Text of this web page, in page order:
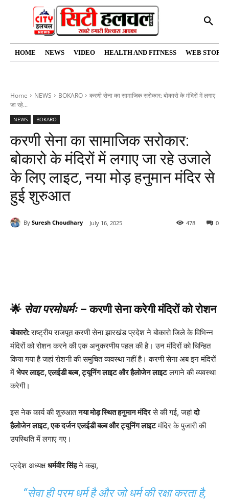
HOME NEWS VIDEO HEALTH AND FITNESS WEB
Home NEWS BOKARO
करणी सेना का सामाजिक सरोकार: बोकारो के मंदिरों में लगाए
जा रहे...
NEWS BOKARO
करणी सेना का सामाजिक सरोकार:
बोकारो के मंदिरों में लगाए जा रहे उजाले
के लिए लाइट, नया मोड़ हनुमान मंदिर से
हुई शुरुआत
By Suresh Choudhary July 16, 2025 0
478
🌟 सेवा परमोधर्मः– करणी सेना करेगी मंदिरों को रोशन
बोकारो:राष्ट्रीय राजपूत करणी सेना झारखंड प्रदेश ने बोकारो जिले के विभिन्न
मंदिरों को रोशन करने की एक अनुकरणीय पहल की है। उन मंदिरों को चिन्हित
किया गया है जहां रोशनी की समुचित व्यवस्था नहीं है। करणी सेना अब इन मंदिरों
में भेपर लाइट, एलईडी बल्ब, ट्यूनिंग लाइट और हैलोजेन लाइटलगाने की व्यवस्था
करेगी।
इस नेक कार्य की शुरुआतनया मोड़ स्थित हनुमान मंदिरसे की गई, जहांदो
हैलोजेन लाइट, एक दर्जन एलईडी बल्ब और ट्यूनिंग लाइटमंदिर के पुजारी की
उपस्थिति में लगाए गए।
प्रदेश अध्यक्षधर्मवीर सिंहने कहा,
“सेवा ही परम धर्म है और जो धर्म की रक्षा करता है,